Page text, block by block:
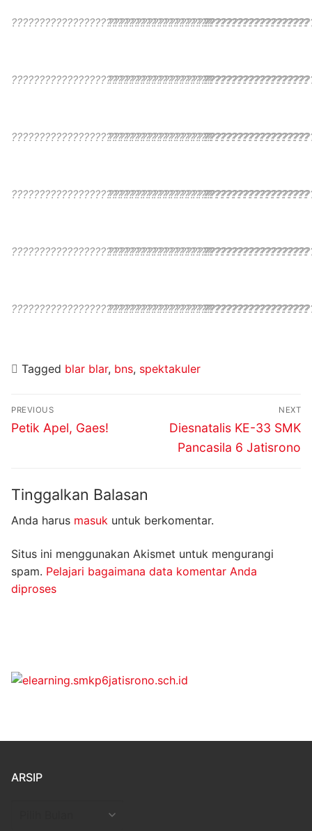
????????????????????????????????????
????????????????????????????????????
????????????????????????????????????
????????????????????????????????????
????????????????????????????????????
????????????????????????????????????
????????????????????????????????????
????????????????????????????????????
????????????????????????????????????
????????????????????????????????????
????????????????????????????????????
????????????????????????????????????
Tagged blar blar, bns, spektakuler
Navigasi
pos
PREVIOUS
Previous
Petik Apel, Gaes!
NEXT
Next
post:
Diesnatalis KE-33 SMK
Pancasila 6 Jatisrono
Tinggalkan Balasan
Anda harus masuk untuk berkomentar.
Situs ini menggunakan Akismet untuk mengurangi
spam. Pelajari bagaimana data komentar Anda
diproses
ARSIP